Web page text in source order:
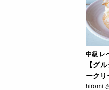
中級 レ
【グ
ークリ
hiromi